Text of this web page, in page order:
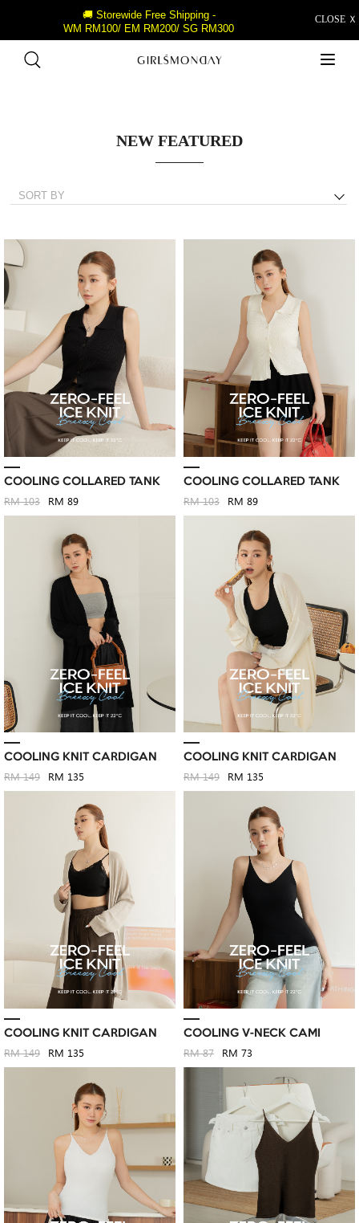
CLOSE Ｘ
🚚 Storewide Free Shipping -
WM RM100/ EM RM200/ SG RM300
NEW FEATURED
COOLING COLLARED TANK
RM 103 RM 89
COOLING COLLARED TANK
RM 103 RM 89
COOLING KNIT CARDIGAN
RM 149 RM 135
COOLING KNIT CARDIGAN
RM 149 RM 135
COOLING KNIT CARDIGAN
RM 149 RM 135
COOLING V-NECK CAMI
RM 87 RM 73